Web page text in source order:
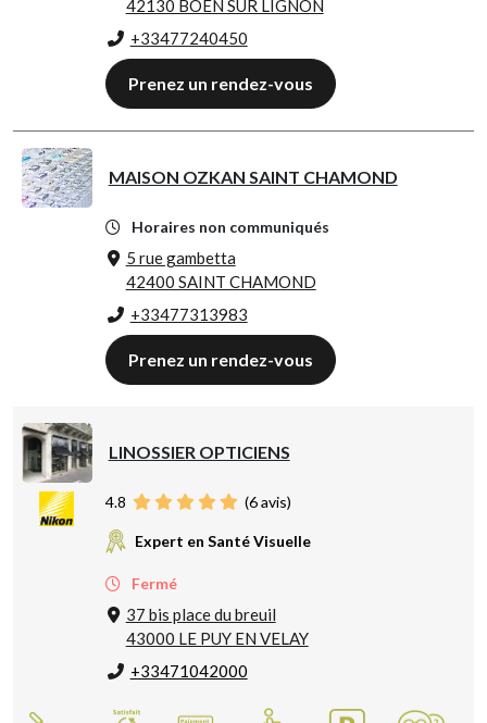
42130 BOEN SUR LIGNON
+33477240450
Prenez un rendez-vous
MAISON OZKAN SAINT CHAMOND
Horaires non communiqués
5 rue gambetta
42400 SAINT CHAMOND
+33477313983
Prenez un rendez-vous
LINOSSIER OPTICIENS
4.8 (6avis)
Expert en Santé Visuelle
Fermé
37 bis place du breuil
43000 LE PUY EN VELAY
+33471042000